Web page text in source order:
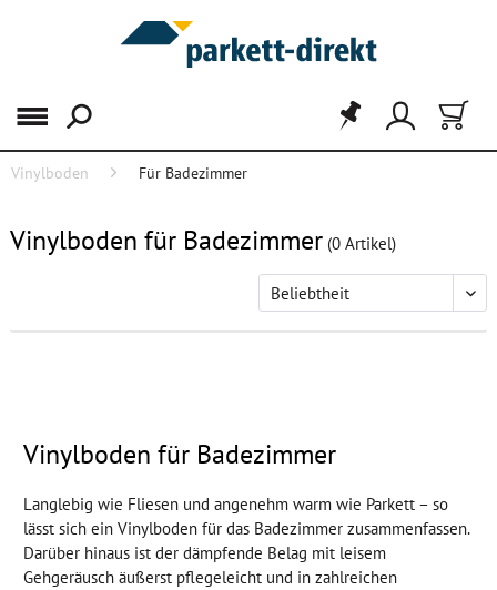
Menü
Vinylboden Für Badezimmer
FILTER
Vinylboden für Badezimmer (0 Artikel)
Vinylboden für Badezimmer
Langlebig wie Fliesen und angenehm warm wie Parkett – so
lässt sich ein Vinylboden für das Badezimmer zusammenfassen.
Darüber hinaus ist der dämpfende Belag mit leisem
Gehgeräusch äußerst pflegeleicht und in zahlreichen